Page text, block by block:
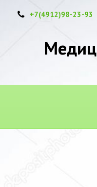
+7(4912)98-23-93